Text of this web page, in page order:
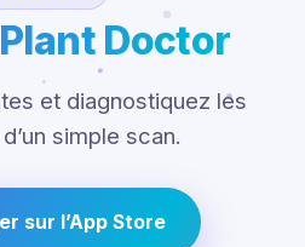
Doctor
et diagnostiquez les
simple scan.
sur l’App Store